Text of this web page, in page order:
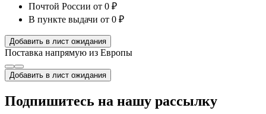
Почтой России от 0 ₽
В пункте выдачи от 0 ₽
Добавить в лист ожидания
Поставка напрямую из Европы
Добавить в лист ожидания
Подпишитесь на нашу рассылку